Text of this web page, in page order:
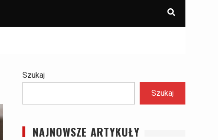
Szukaj
Szukaj
NAJNOWSZE ARTYKUŁY